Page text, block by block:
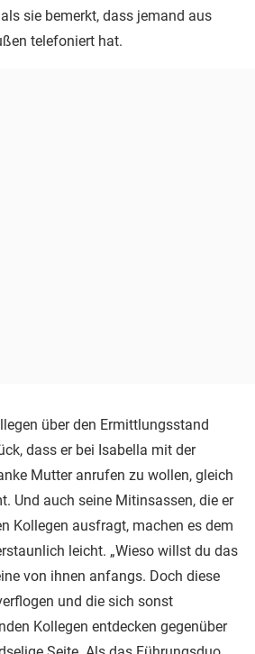
sie bemerkt, dass jemand aus
telefoniert hat.
über den Ermittlungsstand
dass er bei Isabella mit der
Mutter anrufen zu wollen, gleich
Und auch seine Mitinsassen, die er
Kollegen ausfragt, machen es dem
leicht. „Wieso willst du das
von ihnen anfangs. Doch diese
und die sich sonst
Kollegen entdecken gegenüber